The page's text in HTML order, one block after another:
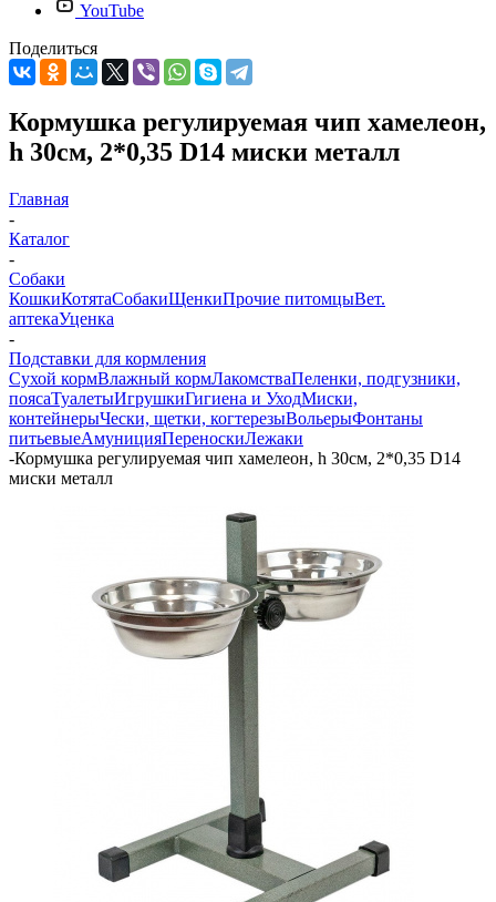
YouTube
Поделиться
Кормушка регулируемая чип хамелеон,
h 30см, 2*0,35 D14 миски металл
Главная
-
Каталог
-
Собаки
КошкиКотятаСобакиЩенкиПрочие питомцыВет.
аптекаУценка
-
Подставки для кормления
Сухой кормВлажный кормЛакомстваПеленки, подгузники,
поясаТуалетыИгрушкиГигиена и УходМиски,
контейнерыЧески, щетки, когтерезыВольерыФонтаны
питьевыеАмуницияПереноскиЛежаки
-Кормушка регулируемая чип хамелеон, h 30см, 2*0,35 D14
миски металл